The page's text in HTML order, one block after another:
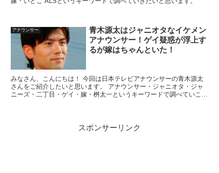
アナウンサー
青木源太はジャニオタなイケメン
アナウンサー！ゲイ疑惑が浮上す
るが嫁はちゃんといた！
みなさん、こんにちは！ 今回は日本テレビアナウンサーの青木源太
さんをご紹介したいと思います。 アナウンサー・ジャニオタ・ジャ
ニーズ・二丁目・ゲイ・嫁・桝太一というキーワードで調べていこう
スポンサーリンク